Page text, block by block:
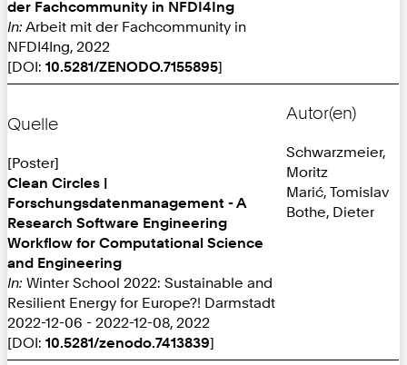
der Fachcommunity in NFDI4Ing
In: Arbeit mit der Fachcommunity in
NFDI4Ing, 2022
[DOI: 10.5281/ZENODO.7155895]
Quelle
[Poster]
Clean Circles |
Forschungsdatenmanagement - A
Research Software Engineering
Workflow for Computational Science
and Engineering
In: Winter School 2022: Sustainable and
Resilient Energy for Europe?! Darmstadt
2022-12-06 - 2022-12-08, 2022
[DOI: 10.5281/zenodo.7413839]
Autor(en)
Schwarzmeier,
Moritz
Marić, Tomislav
Bothe, Dieter